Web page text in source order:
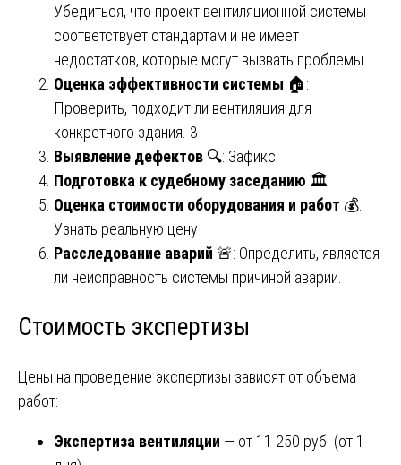
Убедиться, что проект вентиляционной системы
соответствует стандартам и не имеет
недостатков, которые могут вызвать проблемы.
Оценка эффективности системы 🏠:
Проверить, подходит ли вентиляция для
конкретного здания. 3
Выявление дефектов 🔍: Зафикс
Подготовка к судебному заседанию 🏛️
Оценка стоимости оборудования и работ 💰:
Узнать реальную цену
Расследование аварий 🚨: Определить, является
ли неисправность системы причиной аварии.
Стоимость экспертизы
Цены на проведение экспертизы зависят от объема
работ:
Экспертиза вентиляции — от 11 250 руб. (от 1